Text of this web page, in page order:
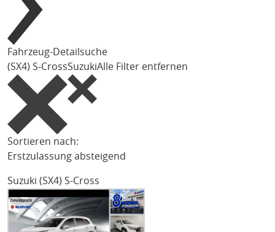
Fahrzeug-Detailsuche
(SX4) S-CrossSuzukiAlle Filter entfernen
Sortieren nach:
Erstzulassung absteigend
Suzuki (SX4) S-Cross